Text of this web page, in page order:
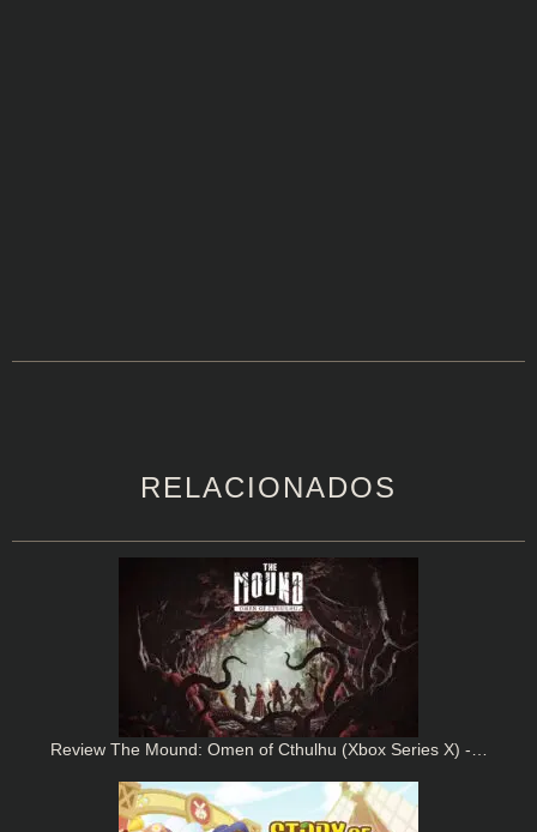
RELACIONADOS
Review The Mound: Omen of Cthulhu (Xbox Series X) -…